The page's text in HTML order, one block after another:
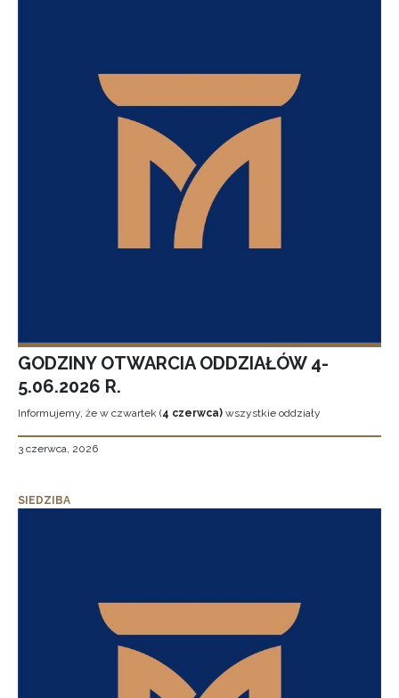
GODZINY OTWARCIA ODDZIAŁÓW 4-
5.06.2026 R.
Informujemy, że w czwartek (4 czerwca) wszystkie oddziały
3 czerwca, 2026
SIEDZIBA